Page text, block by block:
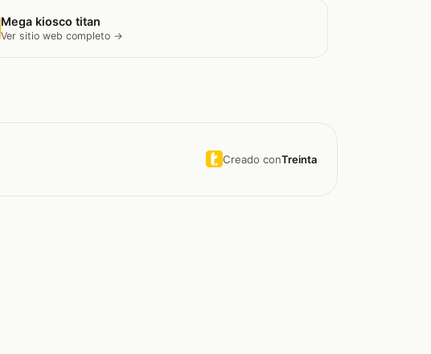
Mega kiosco titan
Ver sitio web completo →
Creado conTreinta